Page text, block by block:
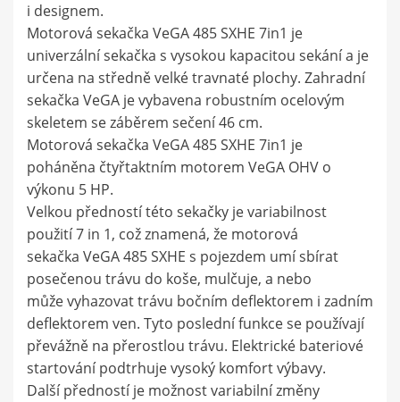
i designem.
Motorová sekačka VeGA 485 SXHE 7in1 je
univerzální sekačka s vysokou kapacitou sekání a je
určena na středně velké travnaté plochy. Zahradní
sekačka VeGA je vybavena robustním ocelovým
skeletem se záběrem sečení 46 cm.
Motorová sekačka VeGA 485 SXHE 7in1 je
poháněna čtyřtaktním motorem VeGA OHV o
výkonu 5 HP.
Velkou předností této sekačky je variabilnost
použití 7 in 1, což znamená, že motorová
sekačka VeGA 485 SXHE s pojezdem umí sbírat
posečenou trávu do koše, mulčuje, a nebo
může vyhazovat trávu bočním deflektorem i zadním
deflektorem ven. Tyto poslední funkce se používají
převážně na přerostlou trávu. Elektrické bateriové
startování podtrhuje vysoký komfort výbavy.
Další předností je možnost variabilní změny